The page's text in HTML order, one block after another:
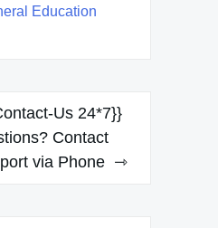
Education
Us 24*7}}
Contact
via Phone